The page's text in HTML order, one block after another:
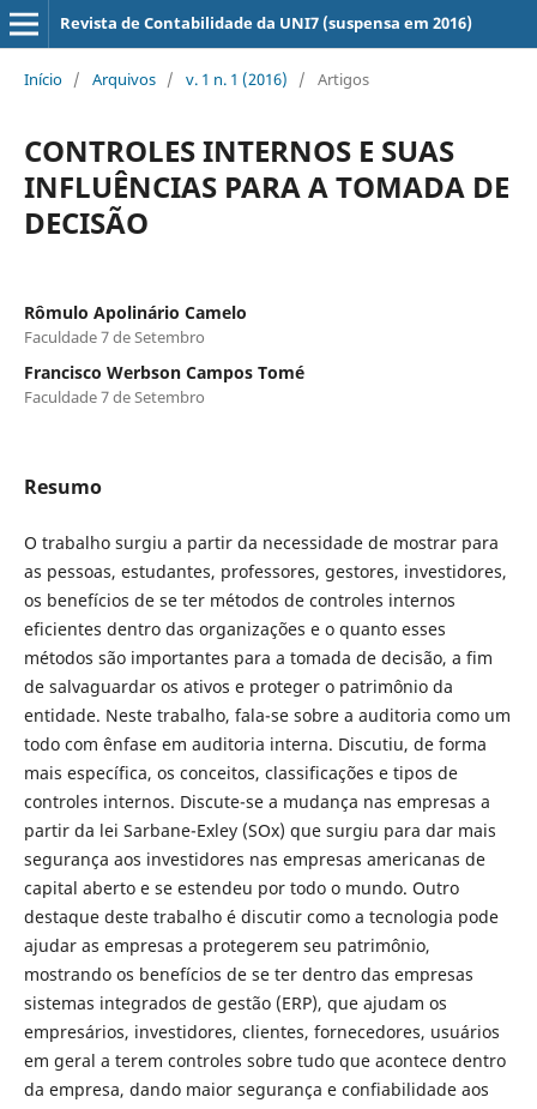
Revista de Contabilidade da UNI7 (suspensa em 2016)
Início / Arquivos / v. 1 n. 1 (2016) / Artigos
CONTROLES INTERNOS E SUAS
INFLUÊNCIAS PARA A TOMADA DE
DECISÃO
Rômulo Apolinário Camelo
Faculdade 7 de Setembro
Francisco Werbson Campos Tomé
Faculdade 7 de Setembro
Resumo
O trabalho surgiu a partir da necessidade de mostrar para
as pessoas, estudantes, professores, gestores, investidores,
os benefícios de se ter métodos de controles internos
eficientes dentro das organizações e o quanto esses
métodos são importantes para a tomada de decisão, a fim
de salvaguardar os ativos e proteger o patrimônio da
entidade. Neste trabalho, fala-se sobre a auditoria como um
todo com ênfase em auditoria interna. Discutiu, de forma
mais específica, os conceitos, classificações e tipos de
controles internos. Discute-se a mudança nas empresas a
partir da lei Sarbane-Exley (SOx) que surgiu para dar mais
segurança aos investidores nas empresas americanas de
capital aberto e se estendeu por todo o mundo. Outro
destaque deste trabalho é discutir como a tecnologia pode
ajudar as empresas a protegerem seu patrimônio,
mostrando os benefícios de se ter dentro das empresas
sistemas integrados de gestão (ERP), que ajudam os
empresários, investidores, clientes, fornecedores, usuários
em geral a terem controles sobre tudo que acontece dentro
da empresa, dando maior segurança e confiabilidade aos